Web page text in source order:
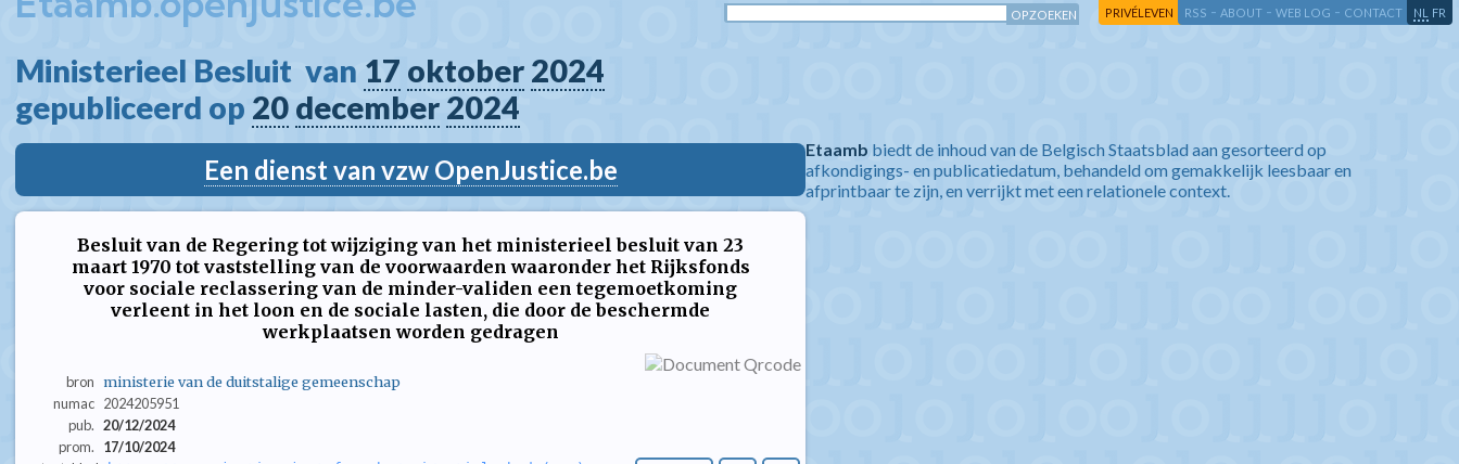
PRIVÉLEVEN RSS - ABOUT - WEB LOG - CONTACT NL FR
Ministerieel Besluit  van 17 oktober 2024
gepubliceerd op 20 december 2024
Een dienst van vzw OpenJustice.be
Besluit van de Regering tot wijziging van het ministerieel besluit van 23
maart 1970 tot vaststelling van de voorwaarden waaronder het Rijksfonds
voor sociale reclassering van de minder-validen een tegemoetkoming
verleent in het loon en de sociale lasten, die door de beschermde
werkplaatsen worden gedragen
bron ministerie van de duitstalige gemeenschap
numac 2024205951
pub. 20/12/2024
prom.
17/10/2024
Etaamb biedt de inhoud van de Belgisch Staatsblad aan gesorteerd op
afkondigings- en publicatiedatum, behandeld om gemakkelijk leesbaar en
afprintbaar te zijn, en verrijkt met een relationele context.